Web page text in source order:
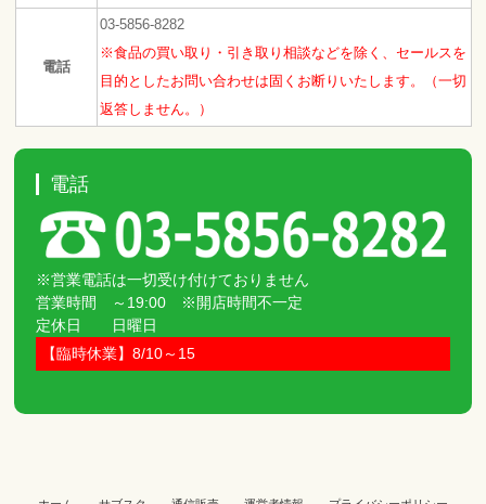
電話
03-5856-8282
※食品の買い取り・引き取り相談などを除く、セールスを
目的としたお問い合わせは固くお断りいたします。（一切
返答しません。）
電話
※営業電話は一切受け付けておりません
営業時間 ～19:00 ※開店時間不一定
定休日 日曜日
【臨時休業】8/10～15